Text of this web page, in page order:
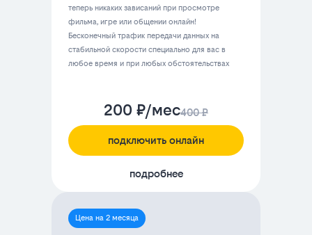
теперь никаких зависаний при просмотре
фильма, игре или общении онлайн!
Бесконечный трафик передачи данных на
стабильной скорости специально для вас в
любое время и при любых обстоятельствах
200 ₽/мес400 ₽
подключить онлайн
подробнее
Цена на 2 месяца